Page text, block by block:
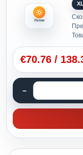
Летни
XL
€70.76 /